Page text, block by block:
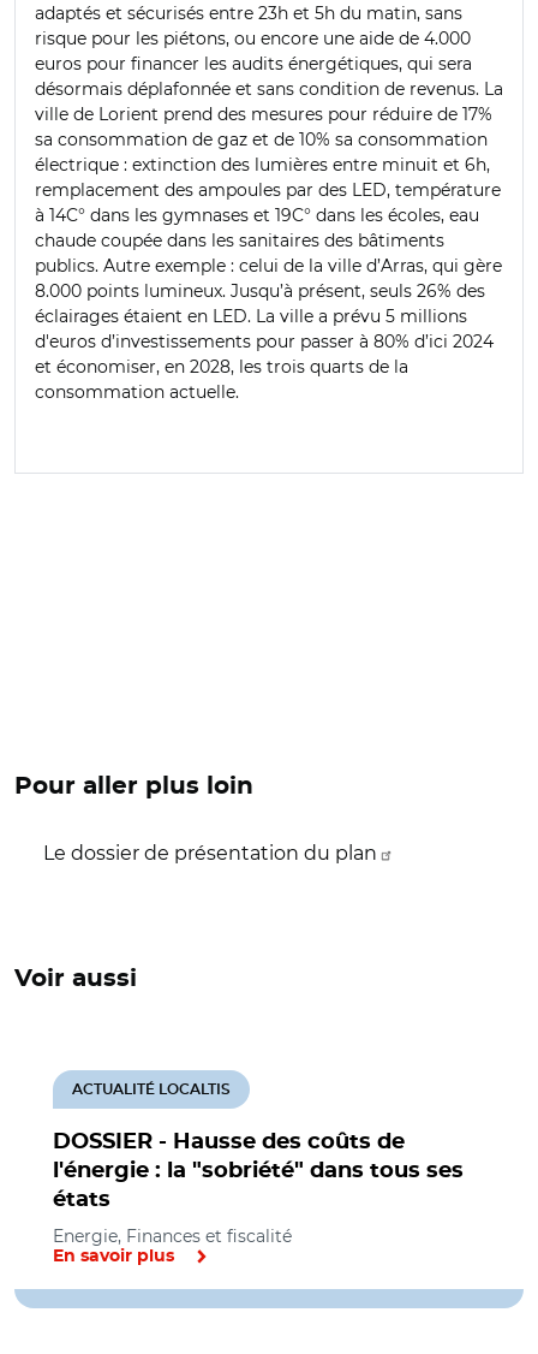
adaptés et sécurisés entre 23h et 5h du matin, sans
risque pour les piétons, ou encore une aide de 4.000
euros pour financer les audits énergétiques, qui sera
désormais déplafonnée et sans condition de revenus. La
ville de Lorient prend des mesures pour réduire de 17%
sa consommation de gaz et de 10% sa consommation
électrique : extinction des lumières entre minuit et 6h,
remplacement des ampoules par des LED, température
à 14C° dans les gymnases et 19C° dans les écoles, eau
chaude coupée dans les sanitaires des bâtiments
publics. Autre exemple : celui de la ville d’Arras, qui gère
8.000 points lumineux. Jusqu’à présent, seuls 26% des
éclairages étaient en LED. La ville a prévu 5 millions
d'euros d’investissements pour passer à 80% d’ici 2024
et économiser, en 2028, les trois quarts de la
consommation actuelle.
Pour aller plus loin
Le dossier de présentation du plan
Voir aussi
DOSSIER - Hausse des coûts de
l'énergie : la "sobriété" dans tous ses
états
ACTUALITÉ LOCALTIS
Energie, Finances et fiscalité
En savoir plus